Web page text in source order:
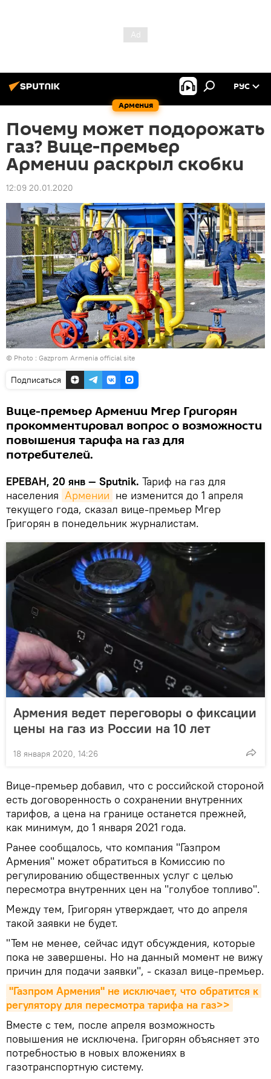
Армения
РУС
Почему может подорожать
газ? Вице-премьер
Армении раскрыл скобки
12:09 20.01.2020
© Photo : Gazprom Armenia official site
Подписаться
Вице-премьер Армении Мгер Григорян
прокомментировал вопрос о возможности
повышения тарифа на газ для
потребителей.
ЕРЕВАН, 20 янв — Sputnik. Тариф на газ для
населения Армении не изменится до 1 апреля
текущего года, сказал вице-премьер Мгер
Григорян в понедельник журналистам.
Армения ведет переговоры о фиксации
цены на газ из России на 10 лет
18 января 2020, 14:26
Вице-премьер добавил, что с российской стороной
есть договоренность о сохранении внутренних
тарифов, а цена на границе останется прежней,
как минимум, до 1 января 2021 года.
Ранее сообщалось, что компания "Газпром
Армения" может обратиться в Комиссию по
регулированию общественных услуг с целью
пересмотра внутренних цен на "голубое топливо".
Между тем, Григорян утверждает, что до апреля
такой заявки не будет.
"Тем не менее, сейчас идут обсуждения, которые
пока не завершены. Но на данный момент не вижу
причин для подачи заявки", - сказал вице-премьер.
"Газпром Армения" не исключает, что обратится к
регулятору для пересмотра тарифа на газ>>
Вместе с тем, после апреля возможность
повышения не исключена. Григорян объясняет это
потребностью в новых вложениях в
газотранспортную систему.